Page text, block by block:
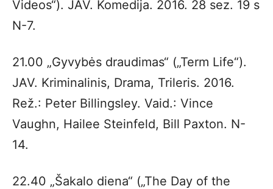
Videos“). JAV. Komedija. 2016. 28 sez. 19 s
N-7.
21.00 „Gyvybės draudimas“ („Term Life“).
JAV. Kriminalinis, Drama, Trileris. 2016.
Rež.: Peter Billingsley. Vaid.: Vince
Vaughn, Hailee Steinfeld, Bill Paxton. N-
14.
22.40 „Šakalo diena“ („The Day of the